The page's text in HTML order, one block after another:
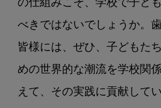
の仕組みこそ、学校で子ど
べきではないでしょうか。
皆様には、ぜひ、子どもた
めの世界的な潮流を学校関
えて、その実践に貢献して